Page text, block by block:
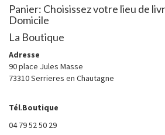
Panier: Choisissez votre lieu de
Domicile
La Boutique
Adresse
90 place Jules Masse
73310 Serrieres en Chautagne
Tél.Boutique
04 79 52 50 29